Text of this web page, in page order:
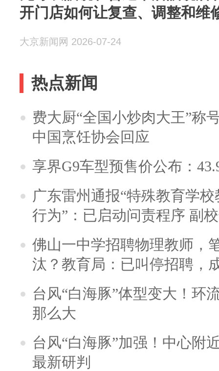
开门店如何让复查、调整和维
大京新闻网 2026-07-24
热点新闻
费大厨“全国小炒肉大王”称
中国烹饪协会回应
享界G9车型预售价公布：
广东雷州通报“特殊教育学
行为”：已启动问责程序 副
佛山一中学招聘物理教师，
汰？教育局：已叫停招聘，
台风“白海豚”体型变大！环
那么大
台风“白海豚”加强！中心附
最新研判